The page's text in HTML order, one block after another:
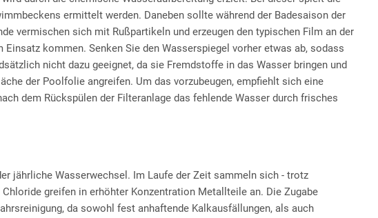
ermittelt werden. Daneben sollte während der Badesaison der
vermischen sich mit Rußpartikeln und erzeugen den typischen Film an der
kommen. Senken Sie den Wasserspiegel vorher etwas ab, sodass
nicht dazu geeignet, da sie Fremdstoffe in das Wasser bringen und
der Poolfolie angreifen. Um das vorzubeugen, empfiehlt sich eine
dem Rückspülen der Filteranlage das fehlende Wasser durch frisches
jährliche Wasserwechsel. Im Laufe der Zeit sammeln sich - trotz
greifen in erhöhter Konzentration Metallteile an. Die Zugabe
da sowohl fest anhaftende Kalkausfällungen, als auch